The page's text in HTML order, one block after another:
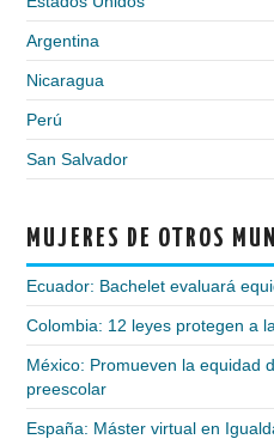
Argentina
Nicaragua
Perú
San Salvador
MUJERES DE OTROS
Ecuador: Bachelet evaluará
Colombia: 12 leyes protegen a
México: Promueven la equidad
preescolar
España: Máster virtual en